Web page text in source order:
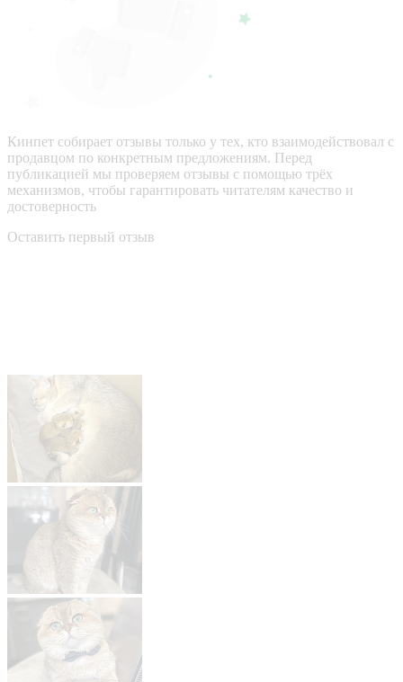
Кинпет собирает отзывы только у тех, кто взаимодействовал с
продавцом по конкретным предложениям. Перед
публикацией мы проверяем отзывы с помощью трёх
механизмов, чтобы гарантировать читателям качество и
достоверность
Оставить первый отзыв